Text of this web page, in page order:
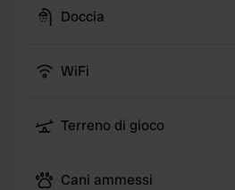
Doccia
WiFi
Terreno di gioco
Cani ammessi